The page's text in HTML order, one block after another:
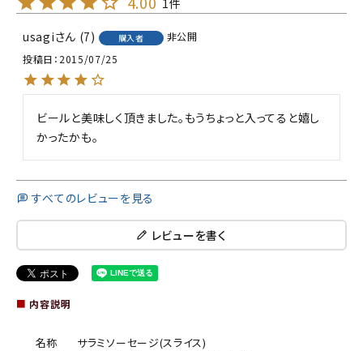
usagi 7 購入者
非公開
投稿日 2015/07/25
ビールと美味しく頂きました。もうちょっと入ってると嬉し
かったかも。
すべてのレビューを見る
レビューを書く
■ 内容説明
名称
サラミソーセージ(スライス)